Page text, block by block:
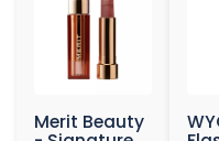
Merit Beauty